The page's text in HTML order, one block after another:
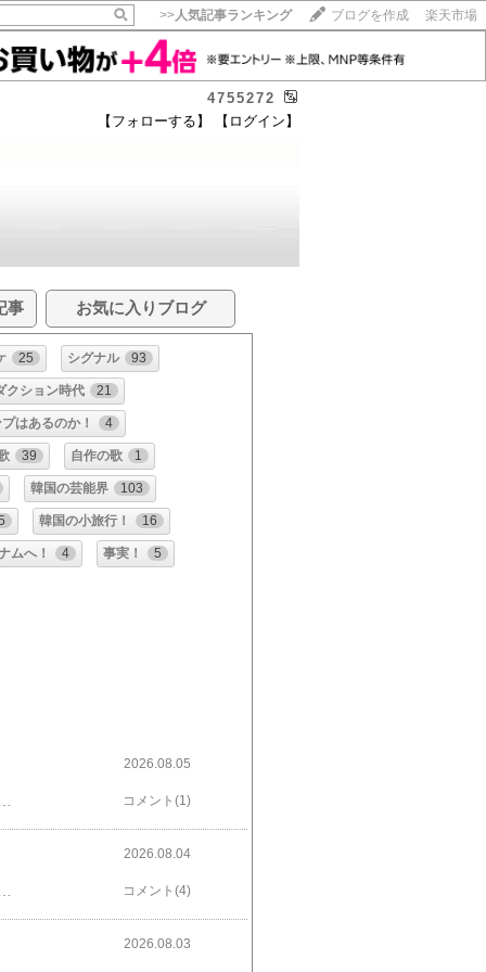
>>人気記事ランキング ブログを作成 楽天市場
4755272
【フォローする】 【ログイン】
事 お気に入りブログ
25 シグナル 93
クション時代 21
はあるのか！ 4
39 自作の歌 1
韓国の芸能界 103
韓国の小旅行！ 16
ムへ！ 4 事実！ 5
す何か楽しかったな～ そんなヒロシに騙されて 作詞 桑田佳佑 作曲 桑田佳佑 おまえが好きだと 耳元で言ったそんなヒロシにだまされ渚に立たずむ 踊り上手で ウブなふりをしたそんなヒロシが得意なエイト・ビートのダンス 泣いたふりしたら いけないかもねディスコティークは 夜通し熱いだから一言下さい恋の行方はメランコリーだからお前はステキさ愛が消えてく 横須賀に 小粋なリードで私を誘ったあんな男が今さら許せるでしょうか 二人の仲は永永遠だものジュ─クボックス鳴り続けてるだから彼氏に伝えて口づけだけを待っている胸の鼓動が激しいサイケな夏を 横須賀で
2026.08.05
コメント(1)
2026.08.04
コメント(4)
2026.08.03